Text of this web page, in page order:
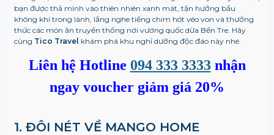
bạn được thả mình vào thiên nhiên xanh mát, tận hưởng bầu
không khí trong lành, lắng nghe tiếng chim hót véo von và thưởng
thức các món ăn truyền thống nơi vương quốc dừa Bến Tre. Hãy
cùng Tico Travel khám phá khu nghỉ dưỡng độc đáo này nhé.
Liên hệ Hotline 094 333 3333 nhận
ngay voucher giảm giá 20%
1. ĐÔI NÉT VỀ MANGO HOME